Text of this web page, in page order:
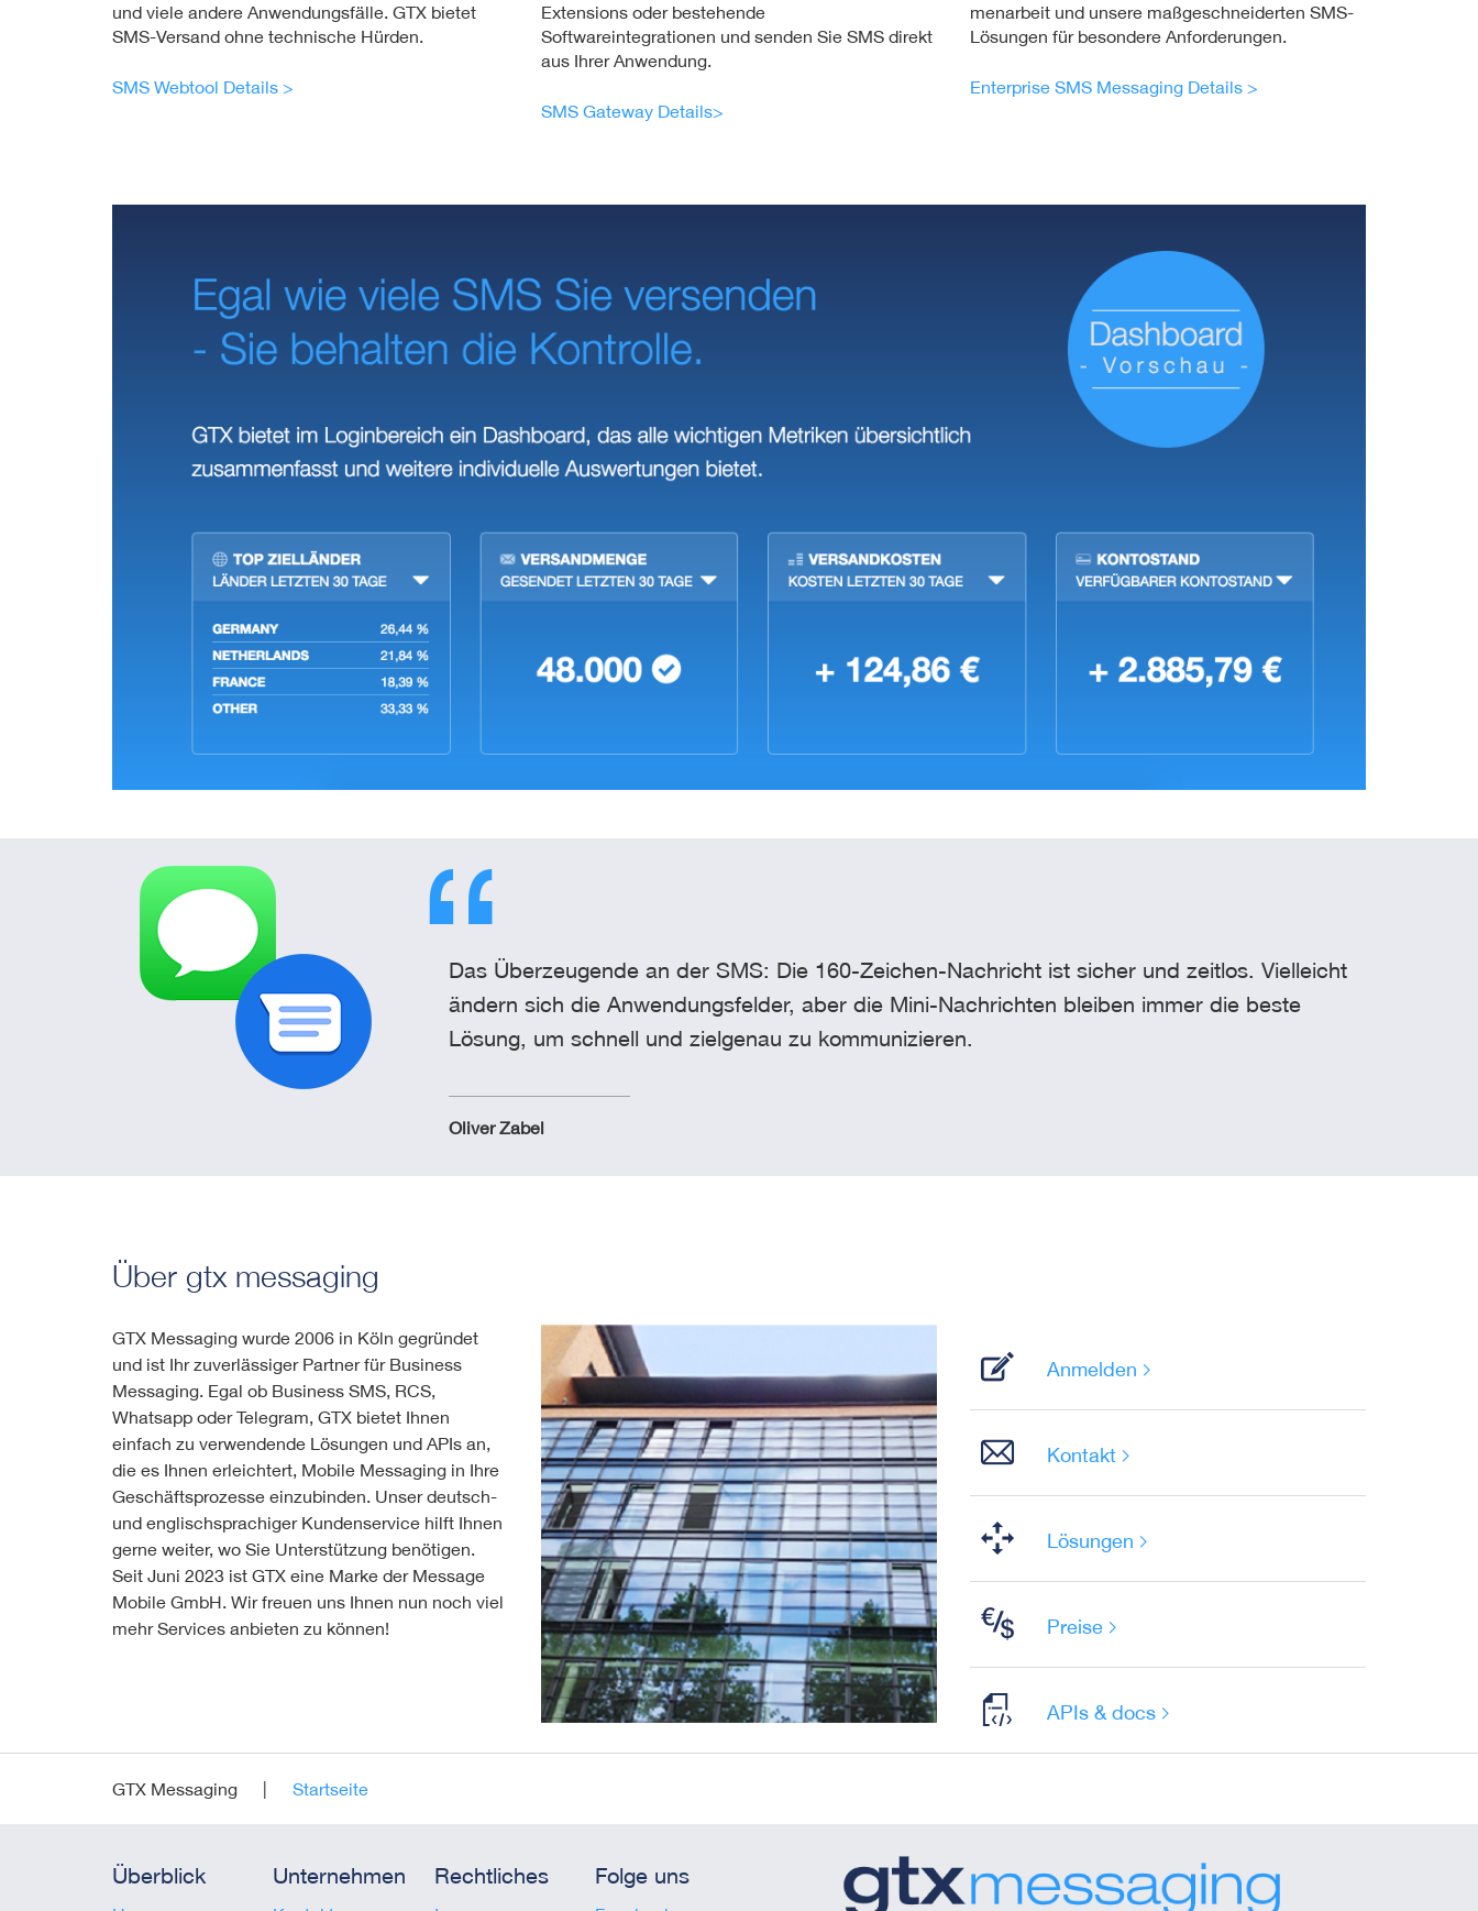
und viele andere Anwendungsfälle. GTX bietet
SMS-Versand ohne technische Hürden.
SMS Webtool Details >
Extensions oder bestehende
Softwareintegrationen und senden Sie SMS direkt
aus Ihrer Anwendung.
SMS Gateway Details>
men­ar­beit und unsere maßge­schnei­derten SMS-
Lösungen für besondere Anforderungen.
Enterprise SMS Messaging Details >
Das Überzeugende an der SMS: Die 160-Zeichen-Nachricht ist sicher und zeitlos. Vielleicht
ändern sich die Anwendungsfelder, aber die Mini-Nachrichten bleiben immer die beste
Lösung, um schnell und zielgenau zu kommunizieren.
Oliver Zabel
Über gtx messaging
GTX Messaging wurde 2006 in Köln gegründet
und ist Ihr zuverlässiger Partner für Business
Messaging. Egal ob Business SMS, RCS,
Whatsapp oder Telegram, GTX bietet Ihnen
einfach zu verwendende Lösungen und APIs an,
die es Ihnen erleichtert, Mobile Messaging in Ihre
Geschäftsprozesse einzubinden. Unser deutsch-
und englischsprachiger Kundenservice hilft Ihnen
gerne weiter, wo Sie Unterstützung benötigen.
Seit Juni 2023 ist GTX eine Marke der Message
Mobile GmbH. Wir freuen uns Ihnen nun noch viel
mehr Services anbieten zu können!
Anmelden
Kontakt
Lösungen
Preise
APIs & docs
GTX Messaging Startseite
Überblick Unternehmen Rechtliches Folge uns